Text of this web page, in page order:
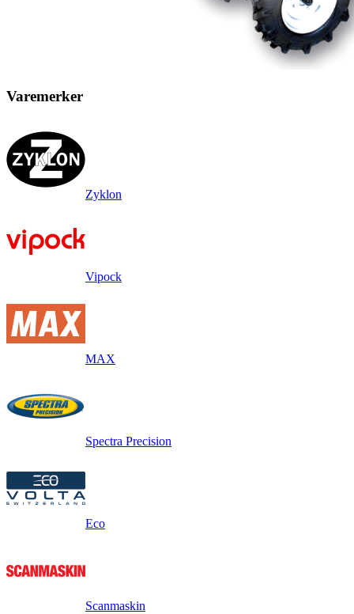
Varemerker
Zyklon
Vipock
MAX
Spectra Precision
Eco
Scanmaskin